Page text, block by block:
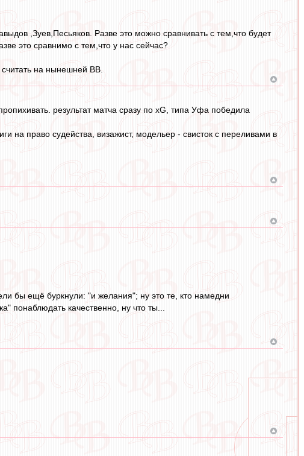
,Зуев,Песьяков. Разве это можно сравнивать с тем,что будет
это сравнимо с тем,что у нас сейчас?
на нынешней ВВ.
результат матча сразу по xG, типа Уфа победила
на право судейства, визажист, модельер - свисток с переливами в
бы ещё буркнули: "и желания"; ну это те, кто намедни
понаблюдать качественно, ну что ты...